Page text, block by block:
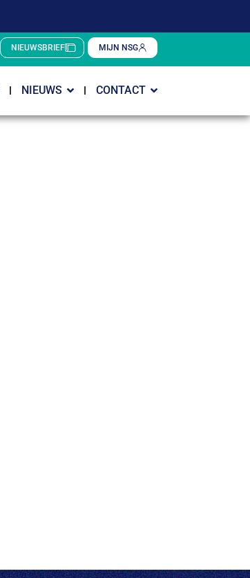
NIEUWSBRIEF MIJN NSG
NIEUWS CONTACT